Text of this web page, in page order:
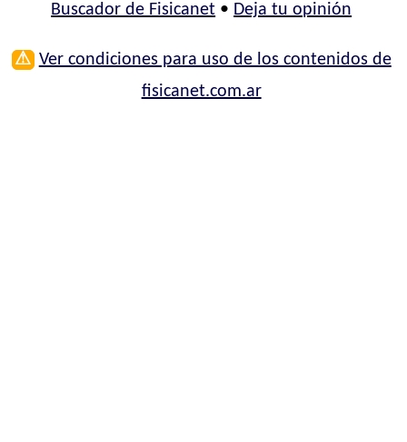
Buscador de Fisicanet • Deja tu opinión
⚠ Ver condiciones para uso de los contenidos de
fisicanet.com.ar